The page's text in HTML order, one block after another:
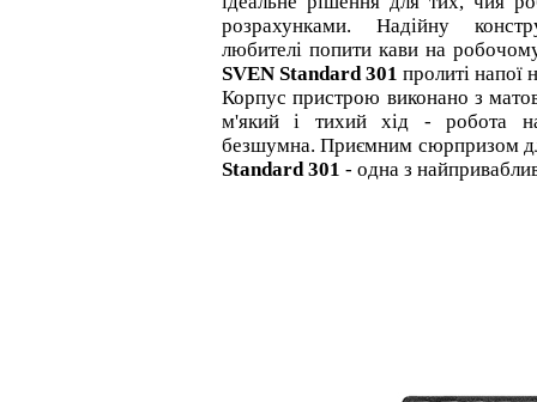
розрахунками. Надійну
любителі попити кави на
SVEN Standard 301 пролиті напої
Корпус пристрою виконано з
м'який і тихий хід - робота на
безшумна. Приємним сюрпризом
Standard 301 - одна з